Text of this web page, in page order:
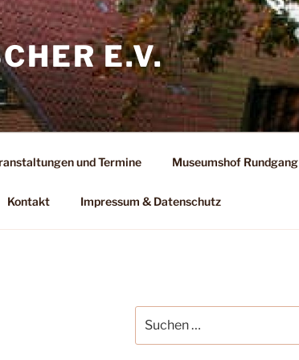
E.V.
und Termine Museumshof Rundgang
Kontakt Impressum & Datenschutz
nach: